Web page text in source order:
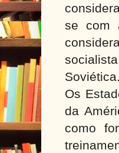
se com
Soviética.
Os
da
como